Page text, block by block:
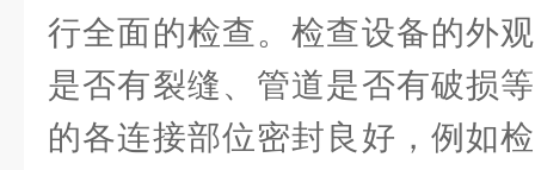
行全面的检查。检查设备的外
是否有裂缝、管道是否有破损
的各连接部位密封良好，例如